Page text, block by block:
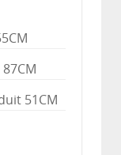
51CM